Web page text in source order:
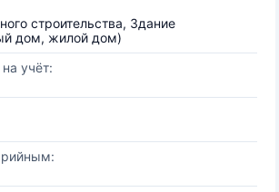
строительства, Здание
дом, жилой дом)
учёт: